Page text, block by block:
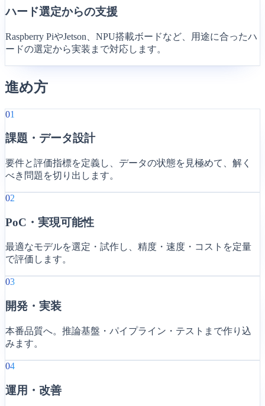
ハード選定からの支援
Raspberry PiやJetson、NPU搭載ボードなど、用途に合ったハ
ードの選定から実装まで対応します。
進め方
01
課題・データ設計
要件と評価指標を定義し、データの状態を見極めて、解く
べき問題を切り出します。
02
PoC・実現可能性
最適なモデルを選定・試作し、精度・速度・コストを定量
で評価します。
03
開発・実装
本番品質へ。推論基盤・パイプライン・テストまで作り込
みます。
04
運用・改善